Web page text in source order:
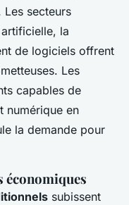
secteurs
la
de logiciels offrent
Les
capables de
numérique en
la demande pour
subissent